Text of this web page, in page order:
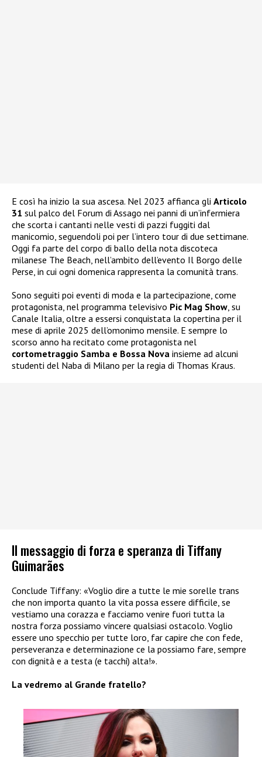
E così ha inizio la sua ascesa. Nel 2023 affianca gli Articolo
31 sul palco del Forum di Assago nei panni di un’infermiera
che scorta i cantanti nelle vesti di pazzi fuggiti dal
manicomio, seguendoli poi per l’intero tour di due settimane.
Oggi fa parte del corpo di ballo della nota discoteca
milanese The Beach, nell’ambito dell’evento Il Borgo delle
Perse, in cui ogni domenica rappresenta la comunità trans.
Sono seguiti poi eventi di moda e la partecipazione, come
protagonista, nel programma televisivo Pic Mag Show, su
Canale Italia, oltre a essersi conquistata la copertina per il
mese di aprile 2025 dell’omonimo mensile. E sempre lo
scorso anno ha recitato come protagonista nel
cortometraggio Samba e Bossa Nova insieme ad alcuni
studenti del Naba di Milano per la regia di Thomas Kraus.
Il messaggio di forza e speranza di Tiffany
Guimarães
Conclude Tiffany: «Voglio dire a tutte le mie sorelle trans
che non importa quanto la vita possa essere difficile, se
vestiamo una corazza e facciamo venire fuori tutta la
nostra forza possiamo vincere qualsiasi ostacolo. Voglio
essere uno specchio per tutte loro, far capire che con fede,
perseveranza e determinazione ce la possiamo fare, sempre
con dignità e a testa (e tacchi) alta!».
La vedremo al Grande fratello?